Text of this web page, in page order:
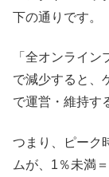
下の通りです。
「全オンライ
で減少すると、
で運営・維持す
つまり、ピーク
ムが、1％未満